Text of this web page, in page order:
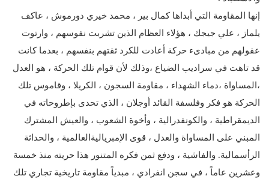
إنها المقاومة التي أبداها كمال بير ، محمد خيري دورموش ، عاكف
يلماز ، علي جيجك ، هؤلاء العظام الذين تشربت نفوسهم ، وارتوت
عقولهم من مبادىء حركة أعادت للكرد ثقتهم بنفسهم ، بعدما كانت
قد تاهت في سراديب الضياع ،وذلك لأن قوام تلك الحركة ، هو العدل
،المساواة ،دماء الشهداء ، مقاومة السجون ، الكريلا ، وقاموس تلك
الحركة هو فكر وفلسفة القائد أوجلان ، الذي تحدى بإطروحاته في
الديمقراطية ، والكونفدرالية ، وأخوة الشعوب ، والعيش المشترك
المبني على المساواة والعدل ، قوى الإمبرياليةالعالمية ، والحداثة
الرأسمالية. والفاشية ، ودفع ثمن فكره المتنور هذا حريته منذ خمسة
وعشرين عاماً ، في سجن انفرادي ، مبدياً مقاومة تاريخية تجاري تلك